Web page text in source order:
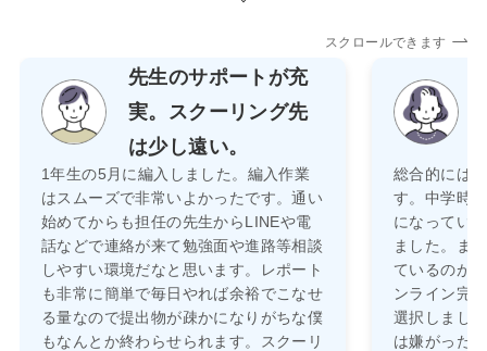
スクロールできます
先生のサポートが充
実。スクーリング先
は少し遠い。
1年生の5月に編入しました。編入作業
はスムーズで非常いよかったです。通い
始めてからも担任の先生からLINEや電
話などで連絡が来て勉強面や進路等相談
しやすい環境だなと思います。レポート
も非常に簡単で毎日やれば余裕でこなせ
る量なので提出物が疎かになりがちな僕
もなんとか終わらせられます。スクーリ
総合的には
す。中学時
になってい
ました。ま
ているのが
ンライン完
選択しまし
は嫌がった